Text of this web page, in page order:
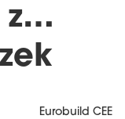
z…
Eurobuild CEE